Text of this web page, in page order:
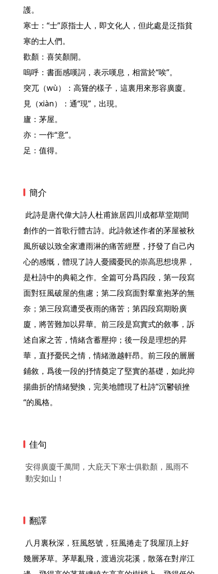
護。
寒士：“士”原指士人，即文化人，但此處是泛指貧
寒的士人們。
歡顏：喜笑顏開。
嗚呼：書面感嘆詞，表示嘆息，相當於“唉”。
突兀（wù）：高聳的樣子，這裏用來形容廣廈。
見（xiàn）：通“現”，出現。
廬：茅屋。
亦：一作“意”。
足：值得。
簡介
創作的一首歌行體古詩。此詩敘述作者的茅屋被秋
風所破以致全家遭雨淋的痛苦經歷，抒發了自己內
心的感慨，體現了詩人憂國憂民的崇高思想境界，
是杜詩中的典範之作。全篇可分爲四段，第一段寫
面對狂風破屋的焦慮；第二段寫面對羣童抱茅的無
奈；第三段寫遭受夜雨的痛苦；第四段寫期盼廣
廈，將苦難加以昇華。前三段是寫實式的敘事，訴
述自家之苦，情緒含蓄壓抑；後一段是理想的昇
華，直抒憂民之情，情緒激越軒昂。前三段的層層
鋪敘，爲後一段的抒情奠定了堅實的基礎，如此抑
揚曲折的情緒變換，完美地體現了杜詩”沉鬱頓挫
“的風格。
佳句
安得廣廈千萬間，大庇天下寒士俱歡顏，風雨不
動安如山！
翻譯
幾層茅草。茅草亂飛，渡過浣花溪，散落在對岸江